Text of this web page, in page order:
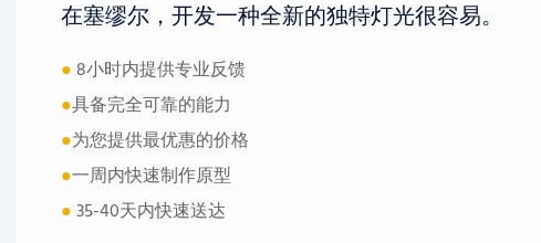
在塞缪尔，开发一种全新的独特灯光很容易。
● 8小时内提供专业反馈
●具备完全可靠的能力
●为您提供最优惠的价格
●一周内快速制作原型
●35-40天内快速送达